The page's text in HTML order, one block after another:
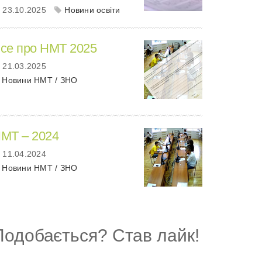
23.10.2025 Новини освіти
про НМТ 2025
21.03.2025
Новини НМТ / ЗНО
– 2024
11.04.2024
Новини НМТ / ЗНО
Став лайк!